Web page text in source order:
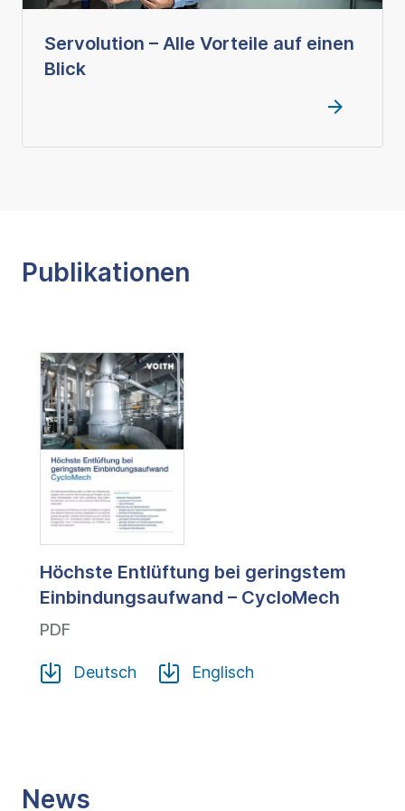
Servolution – Alle Vorteile auf einen
Blick
Publikationen
Höchste Entlüftung bei geringstem
Einbindungsaufwand – CycloMech
PDF
Deutsch Englisch
News